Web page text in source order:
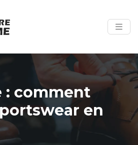
: comment
en